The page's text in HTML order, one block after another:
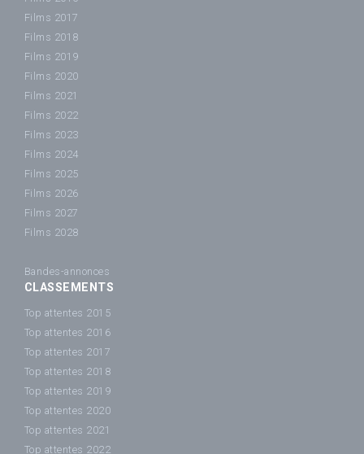
Films 2017
Films 2018
Films 2019
Films 2020
Films 2021
Films 2022
Films 2023
Films 2024
Films 2025
Films 2026
Films 2027
Films 2028
Bandes-annonces
CLASSEMENTS
Top attentes 2015
Top attentes 2016
Top attentes 2017
Top attentes 2018
Top attentes 2019
Top attentes 2020
Top attentes 2021
Top attentes 2022